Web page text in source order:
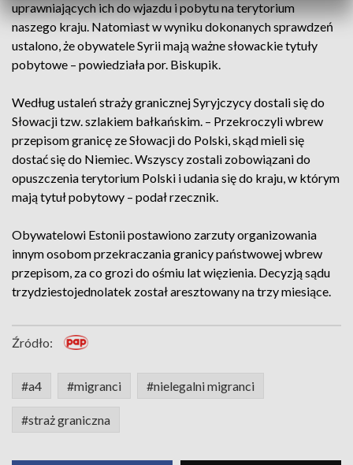
uprawniających ich do wjazdu i pobytu na terytorium
naszego kraju. Natomiast w wyniku dokonanych sprawdzeń
ustalono, że obywatele Syrii mają ważne słowackie tytuły
pobytowe – powiedziała por. Biskupik.
Według ustaleń straży granicznej Syryjczycy dostali się do
Słowacji tzw. szlakiem bałkańskim. – Przekroczyli wbrew
przepisom granicę ze Słowacji do Polski, skąd mieli się
dostać się do Niemiec. Wszyscy zostali zobowiązani do
opuszczenia terytorium Polski i udania się do kraju, w którym
mają tytuł pobytowy – podał rzecznik.
Obywatelowi Estonii postawiono zarzuty organizowania
innym osobom przekraczania granicy państwowej wbrew
przepisom, za co grozi do ośmiu lat więzienia. Decyzją sądu
trzydziestojednolatek został aresztowany na trzy miesiące.
Źródło:
#a4 #migranci #nielegalni migranci
#straż graniczna